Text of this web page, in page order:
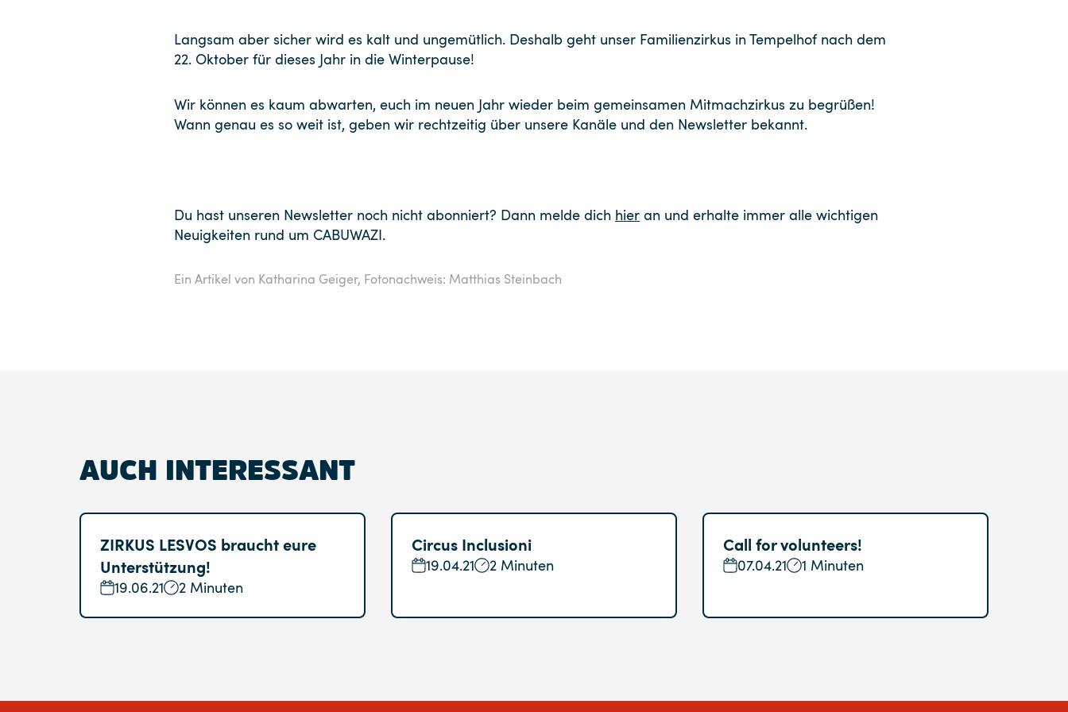
Langsam aber sicher wird es kalt und ungemütlich. Deshalb geht unser Familienzirkus in Tempelhof nach dem
22. Oktober für dieses Jahr in die Winterpause!
Wir können es kaum abwarten, euch im neuen Jahr wieder beim gemeinsamen Mitmachzirkus zu begrüßen!
Wann genau es so weit ist, geben wir rechtzeitig über unsere Kanäle und den Newsletter bekannt.
Du hast unseren Newsletter noch nicht abonniert? Dann melde dich hier an und erhalte immer alle wichtigen
Neuigkeiten rund um CABUWAZI.
Ein Artikel von Katharina Geiger, Fotonachweis: Matthias Steinbach
AUCH INTERESSANT
ZIRKUS LESVOS braucht eure
Unterstützung!
19.06.21 2 Minuten
Circus Inclusioni
19.04.21 2 Minuten
Call for volunteers!
07.04.21 1 Minuten